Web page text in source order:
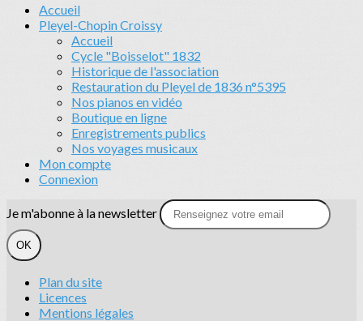
Accueil
Pleyel-Chopin Croissy
Accueil
Cycle "Boisselot" 1832
Historique de l'association
Restauration du Pleyel de 1836 n°5395
Nos pianos en vidéo
Boutique en ligne
Enregistrements publics
Nos voyages musicaux
Mon compte
Connexion
Je m'abonne à la newsletter
OK
Plan du site
Licences
Mentions légales